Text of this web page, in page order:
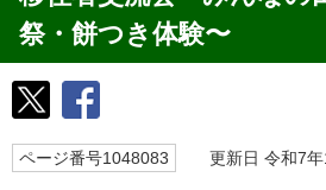
祭・餅つき体験〜
ページ番号1048083 更新日 令和7年